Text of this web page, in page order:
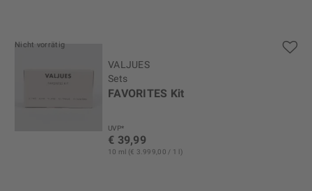
Nicht vorrätig
VALJUES
Sets
FAVORITES Kit
UVP*
€ 39,99
10 ml (€ 3.999,00 / 1 l)